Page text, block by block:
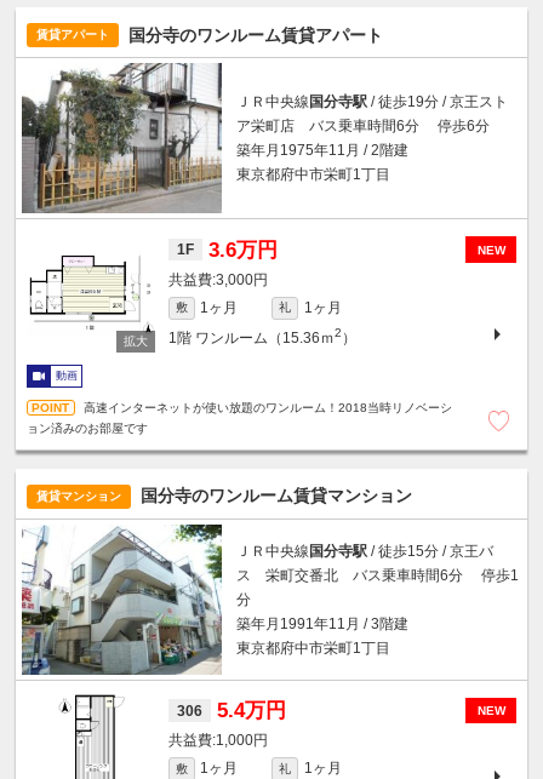
賃貸アパート 国分寺のワンルーム賃貸アパート
ＪＲ中央線 国分寺駅 / 徒歩19分 / 京王スト
ア栄町店 バス乗車時間6分 停歩6分
築年月1975年11月 / 2階建
東京都府中市栄町1丁目
NEW
1F 3.6万円
3,000円
敷 1ヶ月 礼
1ヶ月
1階 ワンルーム（15.36ｍ2 ）
動画
高速インターネットが使い放題のワンルーム！2018当時リノベーシ
ョン済みのお部屋です
賃貸マンション 国分寺のワンルーム賃貸マンション
ＪＲ中央線国分寺駅 / 徒歩15分 / 京王バ
ス 栄町交番北 バス乗車時間6分 停歩1
分
築年月1991年11月 / 3階建
東京都府中市栄町1丁目
NEW
306 5.4万円
1,000円
敷 1ヶ月 礼
1ヶ月